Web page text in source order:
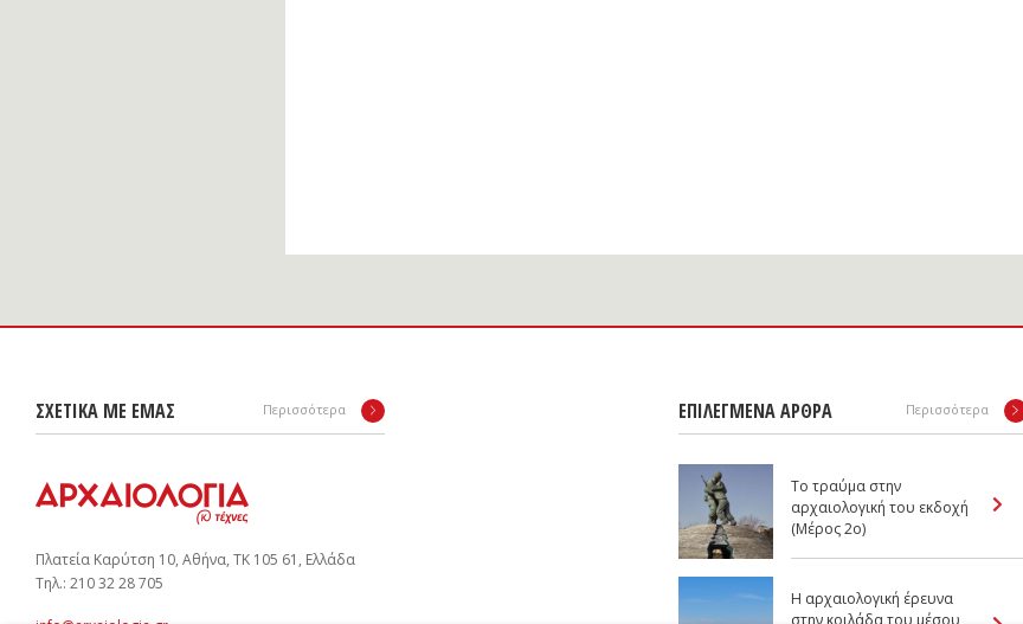
ΣΧΕΤΙΚΑ ΜΕ ΕΜΑΣ Περισσότερα
Πλατεία Καρύτση 10, Αθήνα, ΤΚ 105 61, Ελλάδα
Tηλ.: 210 32 28 705
ΕΠΙΛΕΓΜΕΝΑ ΑΡΘΡΑ Περισσότερα
Το τραύμα στην
αρχαιολογική του εκδοχή
(Mέρος 2ο)
Η αρχαιολογική έρευνα
στην κοιλάδα του μέσου